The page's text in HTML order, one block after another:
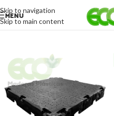
Skip to navigation
Skip to main content
MENU